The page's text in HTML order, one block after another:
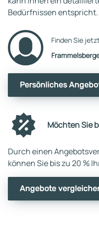
Bedürfnissen entspricht.
Finden Sie
Persönliches
Möchten Sie
Durch einen
können Sie bis zu 20 %
Angebote